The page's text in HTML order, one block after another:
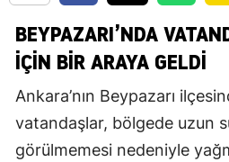
BEYPAZARI’NDA
İÇIN BIR ARAYA GELDI
Ankara’nın Beypazarı
vatandaşlar, bölgede uzun
görülmemesi nedeniyle